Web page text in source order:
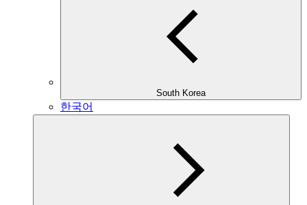
South Korea
한국어